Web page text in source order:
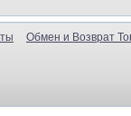
Обмен и Возврат